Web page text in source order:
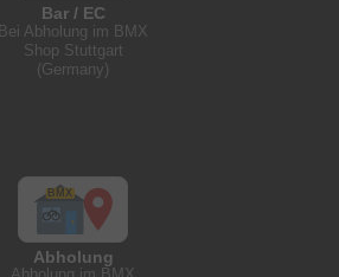
Bar / EC
Bei Abholung im BMX
Shop Stuttgart
(Germany)
Abholung